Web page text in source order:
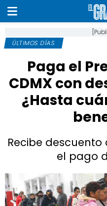
ÚLTIMOS DÍAS
Paga el
CDMX con
¿Hasta
Recibe descuento
el pago